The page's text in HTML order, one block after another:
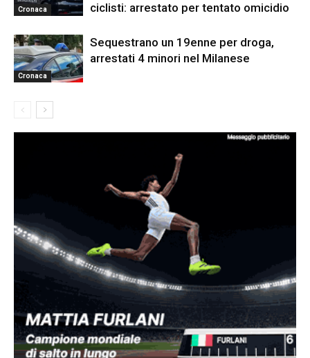
Cronaca ciclisti: arrestato per tentato omicidio
Cronaca
Sequestrano un 19enne per droga,
arrestati 4 minori nel Milanese